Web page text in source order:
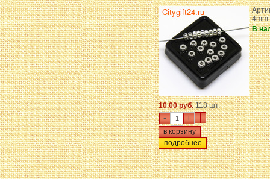
В
10.00 руб.118 шт.
- +
подробнее